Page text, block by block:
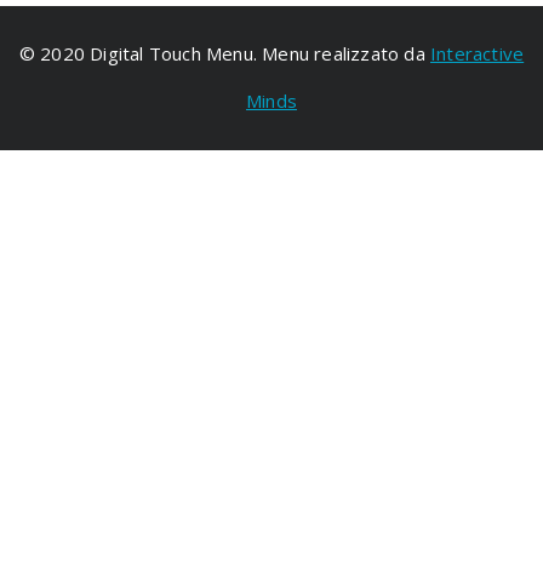
© 2020 Digital Touch Menu. Menu realizzato da Interactive
Minds